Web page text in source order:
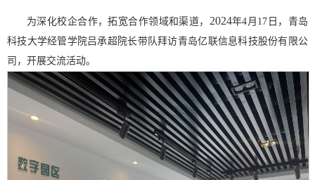
为深化校企合作，拓宽合作领域和渠道， 2024年4月 17 日，青岛
科技大学经管学院吕承超院长带队拜访青岛亿联信息科技股份有限公
司，开展交流活动。